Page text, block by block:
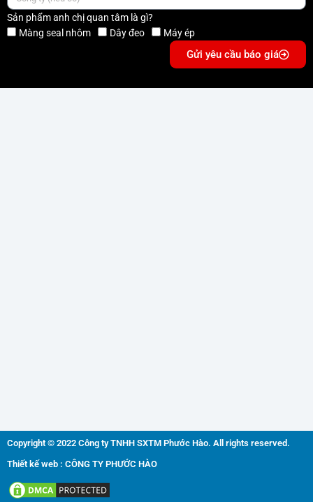
Sản phẩm anh chị quan tâm là gì?
Màng seal nhôm
Dây đeo Máy ép
Gửi yêu cầu báo giá
Copyright © 2022 Công ty TNHH SXTM Phước Hào. All rights reserved.
Thiết kế web : CÔNG TY PHƯỚC HÀO